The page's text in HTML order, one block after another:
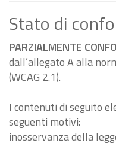
Stato di
PARZIALMENTE
dall’allegato A alla
(WCAG 2.1).
I contenuti di seguito
seguenti motivi:
inosservanza della